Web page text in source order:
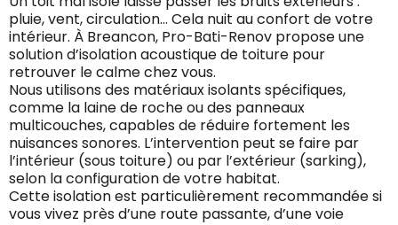
pluie, vent, circulation… Cela nuit au confort de votre
intérieur. À Breancon, Pro-Bati-Renov propose une
solution d’isolation acoustique de toiture pour
retrouver le calme chez vous.
Nous utilisons des matériaux isolants spécifiques,
comme la laine de roche ou des panneaux
multicouches, capables de réduire fortement les
nuisances sonores. L’intervention peut se faire par
l’intérieur (sous toiture) ou par l’extérieur (sarking),
selon la configuration de votre habitat.
Cette isolation est particulièrement recommandée si
vous vivez près d’une route passante, d’une voie